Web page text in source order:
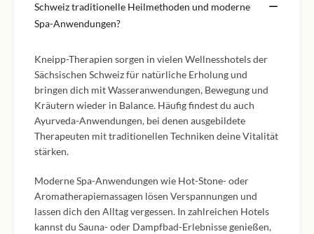
Schweiz traditionelle Heilmethoden und moderne
Spa-Anwendungen?
Kneipp-Therapien sorgen in vielen Wellnesshotels der
Sächsischen Schweiz für natürliche Erholung und
bringen dich mit Wasseranwendungen, Bewegung und
Kräutern wieder in Balance. Häufig findest du auch
Ayurveda-Anwendungen, bei denen ausgebildete
Therapeuten mit traditionellen Techniken deine Vitalität
stärken.
Moderne Spa-Anwendungen wie Hot-Stone- oder
Aromatherapiemassagen lösen Verspannungen und
lassen dich den Alltag vergessen. In zahlreichen Hotels
kannst du Sauna- oder Dampfbad-Erlebnisse genießen,